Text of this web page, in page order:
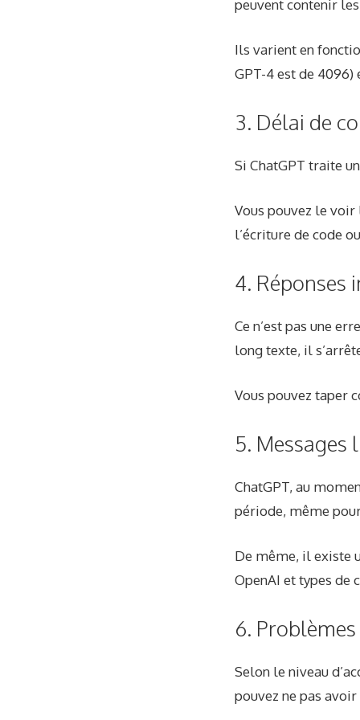
peuvent contenir
Ils varient en
GPT-4 est de 4096)
3. Délai de
Si ChatGPT traite
Vous pouvez le
l’écriture de code
4. Réponses
Ce n’est pas une
long texte, il
Vous pouvez taper
5. Messages
ChatGPT, au
période, même
De même, il existe
OpenAI et types de
6.
Selon le niveau
pouvez ne pas